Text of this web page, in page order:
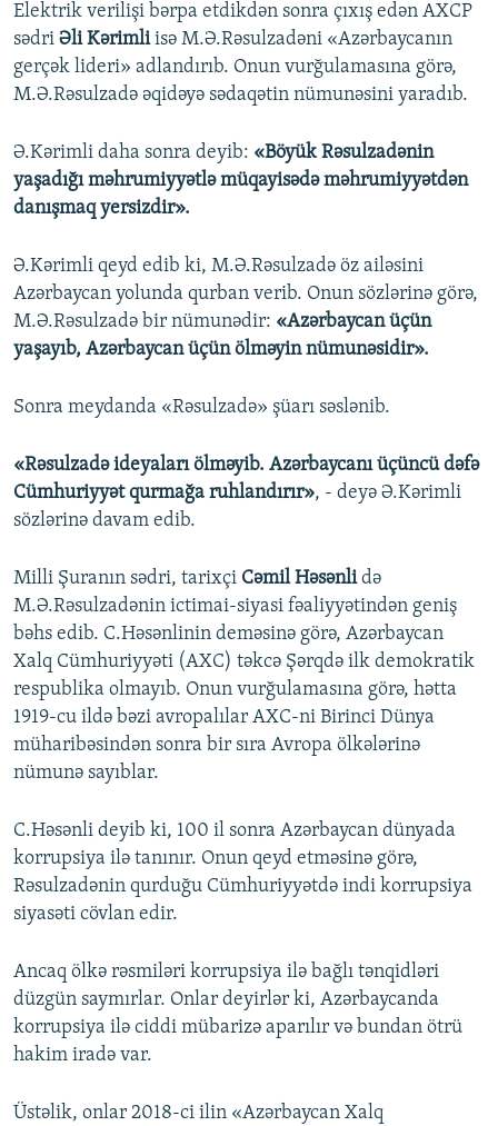
Elektrik verilişi bərpa etdikdən sonra çıxış edən AXCP
sədri Əli Kərimliisə M.Ə.Rəsulzadəni «Azərbaycanın
gerçək lideri» adlandırıb. Onun vurğulamasına görə,
M.Ə.Rəsulzadə əqidəyə sədaqətin nümunəsini yaradıb.
Ə.Kərimli daha sonra deyib: «Böyük Rəsulzadənin
yaşadığı məhrumiyyətlə müqayisədə məhrumiyyətdən
danışmaq yersizdir».
Ə.Kərimli qeyd edib ki, M.Ə.Rəsulzadə öz ailəsini
Azərbaycan yolunda qurban verib. Onun sözlərinə görə,
M.Ə.Rəsulzadə bir nümunədir: «Azərbaycan üçün
yaşayıb, Azərbaycan üçün ölməyin nümunəsidir».
Sonra meydanda «Rəsulzadə» şüarı səslənib.
«Rəsulzadə ideyaları ölməyib. Azərbaycanı üçüncü dəfə
Cümhuriyyət qurmağa ruhlandırır», - deyə Ə.Kərimli
sözlərinə davam edib.
Milli Şuranın sədri, tarixçi Cəmil Həsənlidə
M.Ə.Rəsulzadənin ictimai-siyasi fəaliyyətindən geniş
bəhs edib. C.Həsənlinin deməsinə görə, Azərbaycan
Xalq Cümhuriyyəti (AXC) təkcə Şərqdə ilk demokratik
respublika olmayıb. Onun vurğulamasına görə, hətta
1919-cu ildə bəzi avropalılar AXC-ni Birinci Dünya
müharibəsindən sonra bir sıra Avropa ölkələrinə
nümunə sayıblar.
C.Həsənli deyib ki, 100 il sonra Azərbaycan dünyada
korrupsiya ilə tanınır. Onun qeyd etməsinə görə,
Rəsulzadənin qurduğu Cümhuriyyətdə indi korrupsiya
siyasəti cövlan edir.
Ancaq ölkə rəsmiləri korrupsiya ilə bağlı tənqidləri
düzgün saymırlar. Onlar deyirlər ki, Azərbaycanda
korrupsiya ilə ciddi mübarizə aparılır və bundan ötrü
hakim iradə var.
Üstəlik, onlar 2018-ci ilin «Azərbaycan Xalq